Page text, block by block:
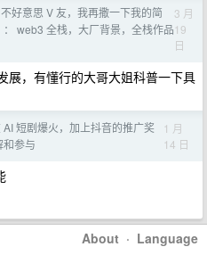
不好意思 V 友，我再撒一下我的简
web3 全栈，大厂背景，全栈作品
3 月
19
日
展，有懂行的大哥大姐科普一下具
AI 短剧爆火，加上抖音的推广奖
和参与
1 月
14 日
About · Language